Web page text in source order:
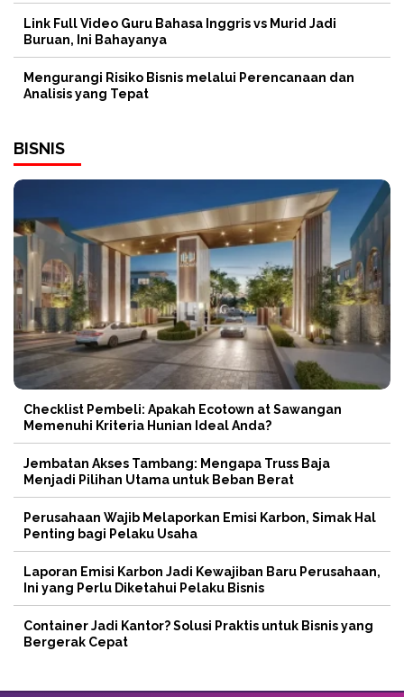
Link Full Video Guru Bahasa Inggris vs Murid Jadi
Buruan, Ini Bahayanya
Mengurangi Risiko Bisnis melalui Perencanaan dan
Analisis yang Tepat
BISNIS
Checklist Pembeli: Apakah Ecotown at Sawangan
Memenuhi Kriteria Hunian Ideal Anda?
Jembatan Akses Tambang: Mengapa Truss Baja
Menjadi Pilihan Utama untuk Beban Berat
Perusahaan Wajib Melaporkan Emisi Karbon, Simak Hal
Penting bagi Pelaku Usaha
Laporan Emisi Karbon Jadi Kewajiban Baru Perusahaan,
Ini yang Perlu Diketahui Pelaku Bisnis
Container Jadi Kantor? Solusi Praktis untuk Bisnis yang
Bergerak Cepat